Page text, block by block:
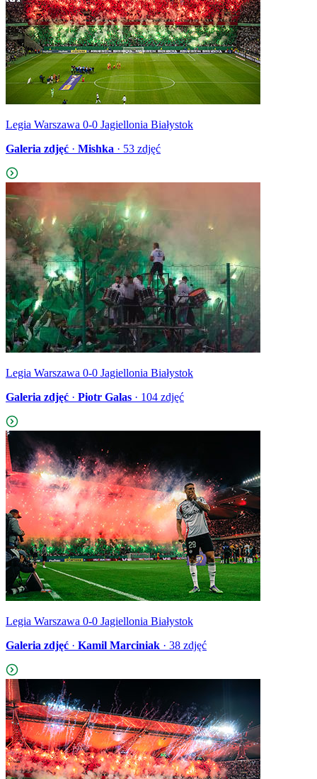
Legia Warszawa 0-0 Jagiellonia Białystok
Galeria zdjęć · Mishka · 53 zdjęć
Legia Warszawa 0-0 Jagiellonia Białystok
Galeria zdjęć · Piotr Galas · 104 zdjęć
Legia Warszawa 0-0 Jagiellonia Białystok
Galeria zdjęć · Kamil Marciniak · 38 zdjęć